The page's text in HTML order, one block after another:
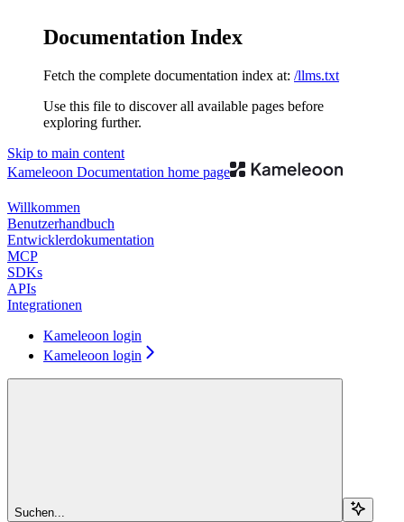
Documentation Index
Fetch the complete documentation index at: /llms.txt
Use this file to discover all available pages before
exploring further.
Skip to main content
Kameleoon Documentation home page
Willkommen
Benutzerhandbuch
Entwicklerdokumentation
MCP
SDKs
APIs
Integrationen
Kameleoon login
Kameleoon login
Suchen...